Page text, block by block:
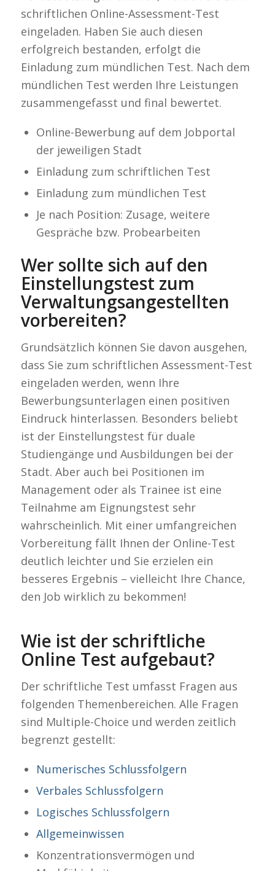
schriftlichen Online-Assessment-Test
eingeladen. Haben Sie auch diesen
erfolgreich bestanden, erfolgt die
Einladung zum mündlichen Test. Nach dem
mündlichen Test werden Ihre Leistungen
zusammengefasst und final bewertet.
Online-Bewerbung auf dem Jobportal
der jeweiligen Stadt
Einladung zum schriftlichen Test
Einladung zum mündlichen Test
Je nach Position: Zusage, weitere
Gespräche bzw. Probearbeiten
Wer sollte sich auf den
Einstellungstest zum
Verwaltungsangestellten
vorbereiten?
Grundsätzlich können Sie davon ausgehen,
dass Sie zum schriftlichen Assessment-Test
eingeladen werden, wenn Ihre
Bewerbungsunterlagen einen positiven
Eindruck hinterlassen. Besonders beliebt
ist der Einstellungstest für duale
Studiengänge und Ausbildungen bei der
Stadt. Aber auch bei Positionen im
Management oder als Trainee ist eine
Teilnahme am Eignungstest sehr
wahrscheinlich. Mit einer umfangreichen
Vorbereitung fällt Ihnen der Online-Test
deutlich leichter und Sie erzielen ein
besseres Ergebnis – vielleicht Ihre Chance,
den Job wirklich zu bekommen!
Wie ist der schriftliche
Online Test aufgebaut?
Der schriftliche Test umfasst Fragen aus
folgenden Themenbereichen. Alle Fragen
sind Multiple-Choice und werden zeitlich
begrenzt gestellt:
Numerisches Schlussfolgern
Verbales Schlussfolgern
Logisches Schlussfolgern
Allgemeinwissen
Konzentrationsvermögen und